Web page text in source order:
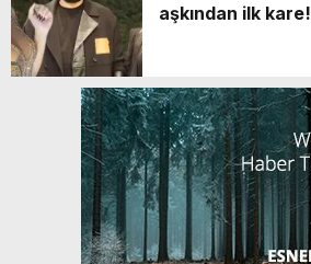
aşkından ilk kare!